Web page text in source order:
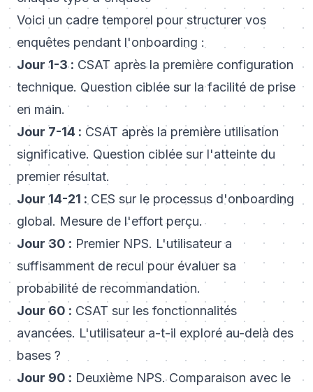
Voici un cadre temporel pour structurer vos
enquêtes pendant l'onboarding :
Jour 1-3 : CSAT après la première configuration
technique. Question ciblée sur la facilité de prise
en main.
Jour 7-14 : CSAT après la première utilisation
significative. Question ciblée sur l'atteinte du
premier résultat.
Jour 14-21 : CES sur le processus d'onboarding
global. Mesure de l'effort perçu.
Jour 30 : Premier NPS. L'utilisateur a
suffisamment de recul pour évaluer sa
probabilité de recommandation.
Jour 60 : CSAT sur les fonctionnalités
avancées. L'utilisateur a-t-il exploré au-delà des
bases ?
Jour 90 : Deuxième NPS. Comparaison avec le